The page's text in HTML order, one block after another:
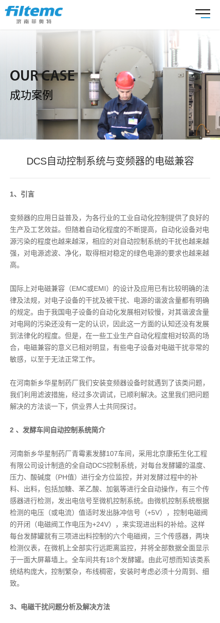
OUR CASE
成功案例
DCS自动控制系统与变频器的电磁兼容
1、引言
变频器的应用日益普及，为各行业的工业自动化控制提供了良好的
生产及工艺效益。但随着自动化程度的不断提高，自动化设备对电
源污染的程度也越来越深，相应的对自动控制系统的干扰也越来越
强，对电源滤波、净化，取得相对稳定的绿色电源的要求也越来越
高。
国际上对电磁兼容（EMC或EMI）的设计及应用已有比较明确的法
律及法规，对电子设备的干扰及被干扰、电源的谐波含量都有明确
的规定。由于我国电子设备的自动化发展相对较慢，对其谐波含量
对电网的污染还没有一定的认识，因此这一方面的认知还没有发展
到法律化的程度。但是，在一些工业生产自动化程度相对较高的场
合，电磁兼容的意义已相对明显，有些电子设备对电磁干扰非常的
敏感，以至于无法正常工作。
在河南新乡华星制药厂我们安装变频器设备时就遇到了该类问题，
我们利用滤波措施，经过多次调试，已顺利解决。这里我们把问题
解决的方法谈一下，供业界人士共同探讨。
2 、发酵车间自动控制系统简介
河南新乡华星制药厂青霉素发酵107车间，采用北京康拓生化工程
有限公司设计制造的全自动DCS控制系统，对每台发酵罐的温度、
压力、酸碱度（PH值）进行全方位监控，并对发酵过程中的补
料、出料，包括加糖、苯乙酸、加氨等进行全自动操作，有三个传
感器进行检测，发出电信号至微机控制系统。由微机控制系统根据
检测的电压（或电流）值适时发出脉冲信号（+5V），控制电磁阀
的开闭（电磁阀工作电压为+24V），来实现进出料的补给。这样
每台发酵罐就有三项进出料控制的六个电磁阀，三个传感器，两块
检测仪表，在微机上全部实行远距离监控，并将全部数据全面显示
于一面大屏幕墙上。全车间共有18个发酵罐。由此可想而知该类系
统结构庞大，控制繁杂，布线稠密，安装时考虑必须十分周到、细
致。
3、电磁干扰问题分析及解决方法